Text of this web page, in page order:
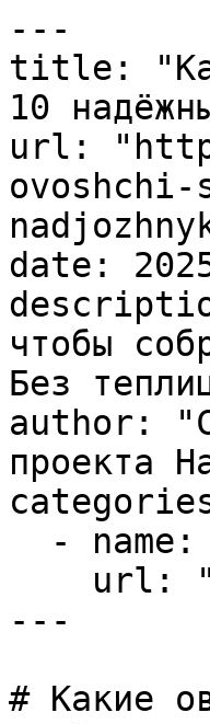
---
title:
10
url:
ovoshchi-
date:
чтобы
Без
author:
проекта
---
# Какие